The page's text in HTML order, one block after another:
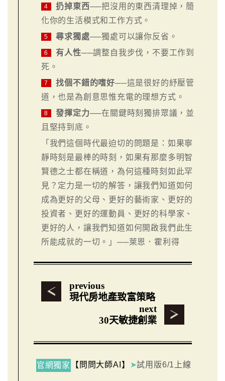
4 扔掉東西──把沒用的東西清理掉，簡
化你的生活模式和工作方式。
5 尋求獨處──獨處可以讓你反省。
6 有人性──調整自我步伐，不要工作到
死。
7 找個不錯的嗜好──這是很好的紓壓管
道，也是為創意思惟充電的理想方式。
8 發揮定力──在關鍵時刻獨排眾議，並
且堅持到底。
「我們這個時代最迫切的問題是：如果寧
靜時刻是最棒的時刻，如果有那麼多明智
賢德之士都在稱道，為何這種時刻如此罕
見？定力是一切的解答，讓我們知道如何
成為更好的父母、更好的藝術家、更好的
投資者、更好的運動員、更好的科學家、
更好的人，讓我們知道如何開啟我們此生
所能成就的一切。」──萊恩．霍利得
previous
現代房地產致富策略
next
30天敏捷創業
官網獨家 【問問大師AI】 ➤試用版6/1上線